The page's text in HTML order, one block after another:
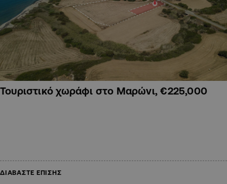
Τουριστικό χωράφι στο Μαρώνι, €225,000
ΔΙΑΒΑΣΤΕ ΕΠΙΣΗΣ